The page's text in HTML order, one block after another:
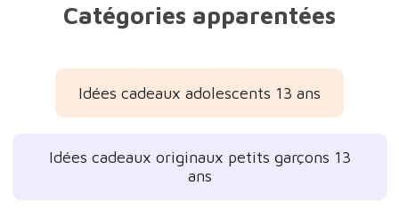
Catégories apparentées
Idées cadeaux adolescents 13 ans
Idées cadeaux originaux petits garçons 13
ans